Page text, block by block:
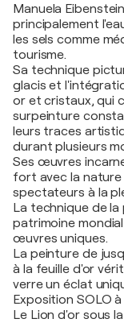
Manuela
principalement
les sels comme
tourisme.
Sa technique
glacis et
or et cristaux, qui
surpeinture
leurs traces
durant plusieurs
Ses œuvres
fort avec la
spectateurs à la
La technique de la
patrimoine
œuvres uniques.
La peinture de
à la feuille d'or
verre un éclat
Exposition SOLO
Le Lion d'or sous